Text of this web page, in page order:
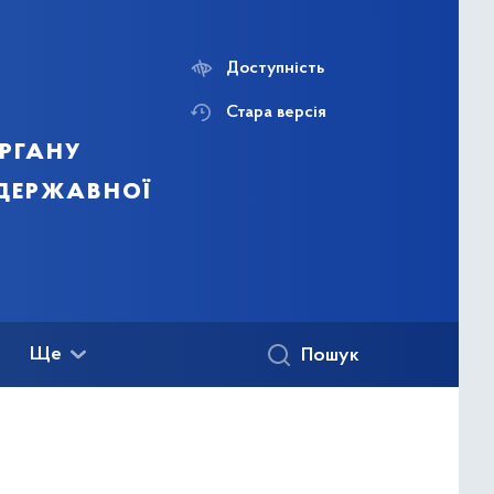
Доступність
Стара версія
Ще Пошук